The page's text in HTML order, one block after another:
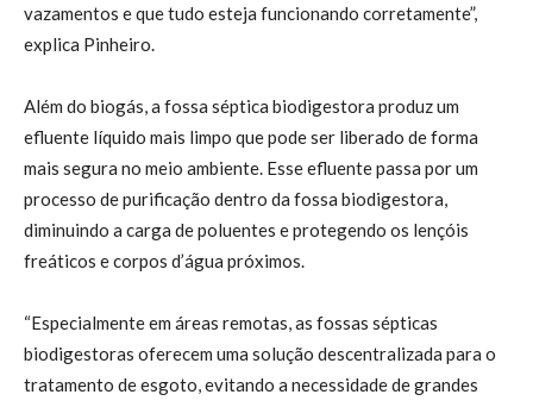
vazamentos e que tudo esteja funcionando corretamente”,
explica Pinheiro.
Além do biogás, a fossa séptica biodigestora produz um
efluente líquido mais limpo que pode ser liberado de forma
mais segura no meio ambiente. Esse efluente passa por um
processo de purificação dentro da fossa biodigestora,
diminuindo a carga de poluentes e protegendo os lençóis
freáticos e corpos d’água próximos.
“Especialmente em áreas remotas, as fossas sépticas
biodigestoras oferecem uma solução descentralizada para o
tratamento de esgoto, evitando a necessidade de grandes